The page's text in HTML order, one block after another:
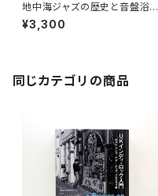
地中海ジャズの歴史と音盤浴案
内
¥3,300
同じカテゴリの商品